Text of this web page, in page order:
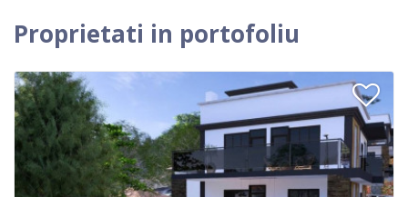
Proprietati in portofoliu